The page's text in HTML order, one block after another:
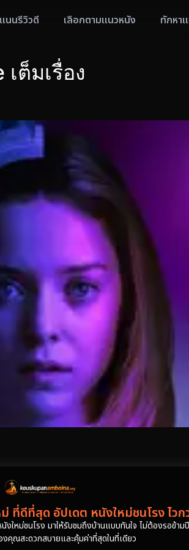
นนรีวิวดี เลือกตามแนวหนัง ทักหา
ต็มเรื่อง
ที่ดีที่สุด อัปเดต หนังใหม่ชนโรง ไวก
หม่ชนโรง มาให้รับชมถึงบ้านแบบทันใจ ไม่ต้องรอข้า
งคุณสะดวกสบายและคุ้มค่าที่สุดในที่เดียว